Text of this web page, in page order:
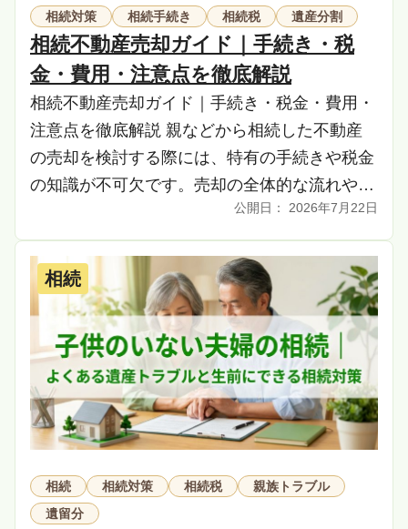
相続対策 相続手続き 相続税 遺産分割
相続不動産売却ガイド｜手続き・税
金・費用・注意点を徹底解説
相続不動産売却ガイド｜手続き・税金・費用・
注意点を徹底解説 親などから相続した不動産
の売却を検討する際には、特有の手続きや税金
の知識が不可欠です。売却の全体的な流れや方
法、必要な費用、注意点を事前に把握すること
が、スムー […]
2026年7月22日
相続
相続 相続対策 相続税
親族トラブル
遺留分